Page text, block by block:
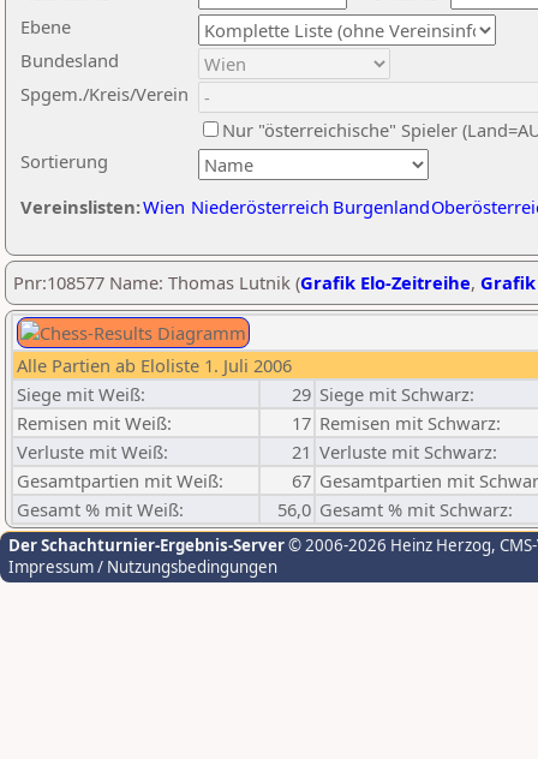
Ebene
Sortierung
Bundesland
Spgem./Kreis/Verein
Nur "österreichische" Spieler
Vereinslisten:Wien Niederösterreich Burgenland
Pnr:108577 Name: Thomas Lutnik (Grafik Elo-Zeitreihe,
Alle Partien ab Eloliste 1. Juli 2006
Siege mit Weiß:
29 Siege mit Schwarz:
Remisen mit Weiß:
17 Remisen mit Schwarz:
Verluste mit Weiß:
21 Verluste mit Schwarz:
Gesamtpartien mit Weiß:
67 Gesamtpartien mit
Gesamt % mit Weiß:
56,0 Gesamt % mit Schwarz:
Der Schachturnier-Ergebnis-Server© 2006-2026 Heinz Herzog,
Impressum / Nutzungsbedingungen